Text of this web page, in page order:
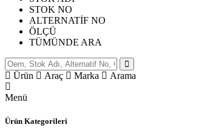
STOK NO
ALTERNATİF NO
ÖLÇÜ
TÜMÜNDE ARA
Ürün Araç Marka Arama
Menü
Ürün Kategorileri